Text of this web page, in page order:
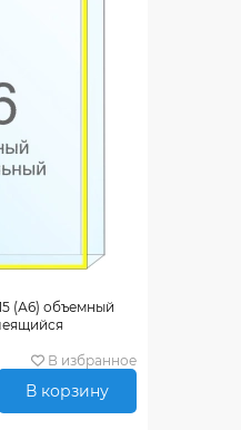
(А6) объемный
В избранное
В корзину